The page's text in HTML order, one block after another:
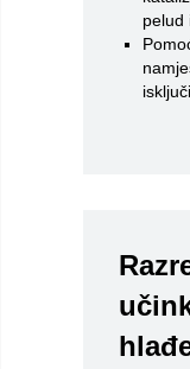
pelud